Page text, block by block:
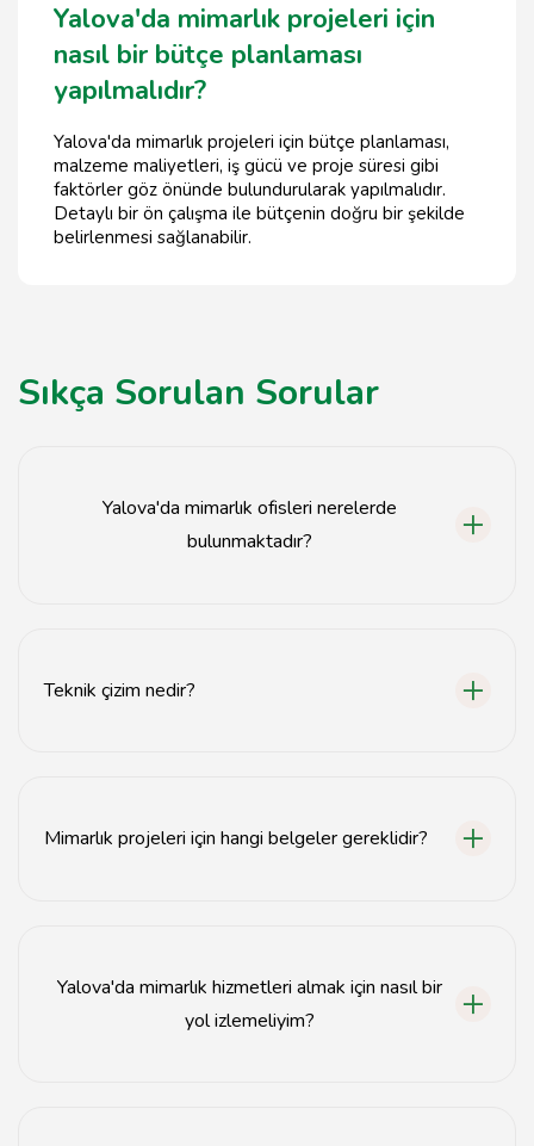
Yalova'da mimarlık projeleri için
nasıl bir bütçe planlaması
yapılmalıdır?
Yalova'da mimarlık projeleri için bütçe planlaması,
malzeme maliyetleri, iş gücü ve proje süresi gibi
faktörler göz önünde bulundurularak yapılmalıdır.
Detaylı bir ön çalışma ile bütçenin doğru bir şekilde
belirlenmesi sağlanabilir.
Sıkça Sorulan Sorular
Yalova'da mimarlık ofisleri nerelerde
bulunmaktadır?
Teknik çizim nedir?
Mimarlık projeleri için hangi belgeler gereklidir?
Yalova'da mimarlık hizmetleri almak için nasıl bir
yol izlemeliyim?